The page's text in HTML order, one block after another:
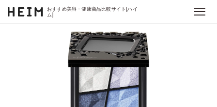
おすすめ美容・健康商品比較サイト[ハイ
ム]